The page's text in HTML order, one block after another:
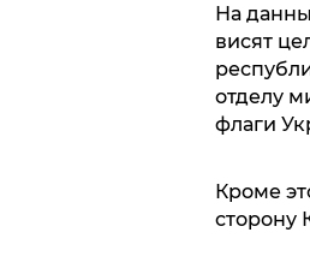
На
висят
отделу
флаги
Кроме
сторону